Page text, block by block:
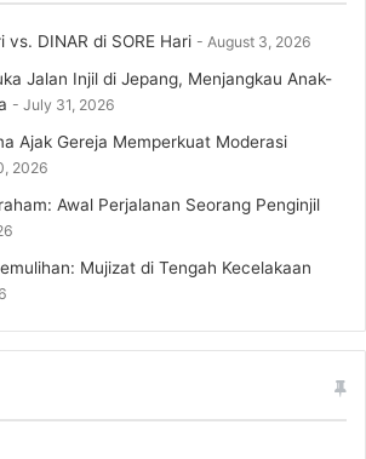
vs. DINAR di SORE Hari August 3, 2026
Jalan Injil di Jepang, Menjangkau Anak-
July 31, 2026
Ajak Gereja Memperkuat Moderasi
2026
Awal Perjalanan Seorang Penginjil
Mujizat di Tengah Kecelakaan